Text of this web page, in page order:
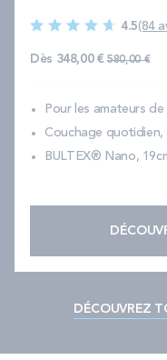
4.5(84
Dès 348,00 € Prix normal
580,00 €
Pour les amateurs
Couchage quotidien,
BULTEX® Nano,
DÉCOUVREZ